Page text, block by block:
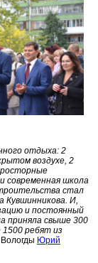
отдыха: 2
воздухе, 2
современная школа
стал
Кувшинникова. И,
и постоянный
приняла свыше 300
1500 ребят из
Юрий